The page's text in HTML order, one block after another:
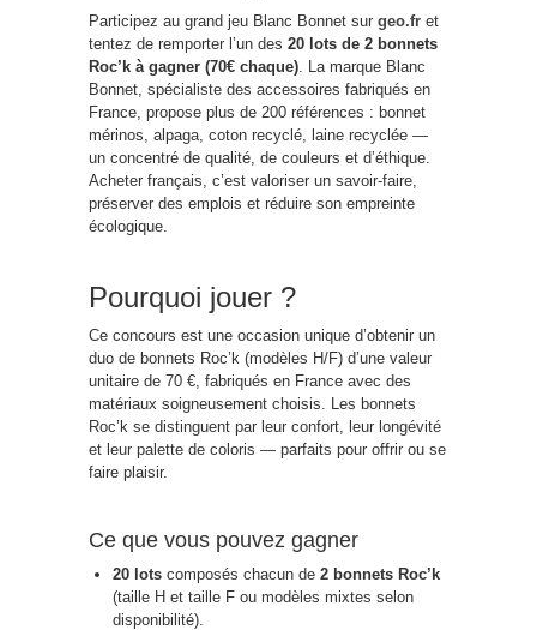
Participez au grand jeu Blanc Bonnet sur geo.fr et
tentez de remporter l’un des 20 lots de 2 bonnets
Roc’k à gagner (70€ chaque) . La marque Blanc
Bonnet, spécialiste des accessoires fabriqués en
France, propose plus de 200 références : bonnet
mérinos, alpaga, coton recyclé, laine recyclée —
un concentré de qualité, de couleurs et d’éthique.
Acheter français, c’est valoriser un savoir-faire,
préserver des emplois et réduire son empreinte
écologique.
Pourquoi jouer ?
Ce concours est une occasion unique d’obtenir un
duo de bonnets Roc’k (modèles H/F) d’une valeur
unitaire de 70 €, fabriqués en France avec des
matériaux soigneusement choisis. Les bonnets
Roc’k se distinguent par leur confort, leur longévité
et leur palette de coloris — parfaits pour offrir ou se
faire plaisir.
Ce que vous pouvez gagner
20 lots composés chacun de 2 bonnets Roc’k
(taille H et taille F ou modèles mixtes selon
disponibilité).